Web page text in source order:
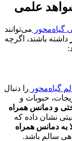
علمی
گیاه‌محور می‌توانند
داشته باشند، اگرچه
گیاه‌محور را دنبال
حبوبات و
و دمانس همراه
نشان داده که
به دمانس همراه
سالم باشد.